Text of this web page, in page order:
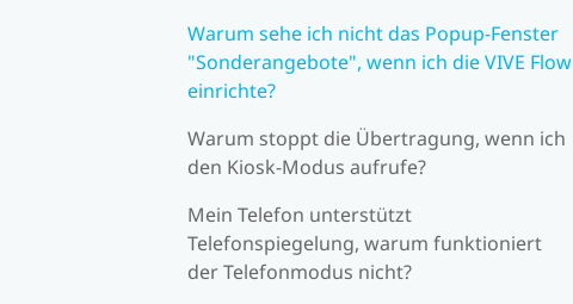
Warum sehe ich nicht das Popup-Fenster
"Sonderangebote", wenn ich die VIVE Flow
einrichte?
Warum stoppt die Übertragung, wenn ich
den Kiosk-Modus aufrufe?
Mein Telefon unterstützt
Telefonspiegelung, warum funktioniert
der Telefonmodus nicht?